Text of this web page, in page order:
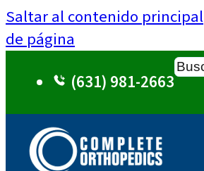
Saltar al contenido principal
de página
(631) 981-2663